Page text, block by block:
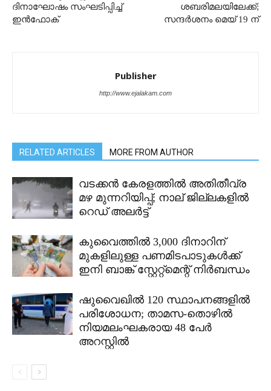
ദിനാഘോഷം സംഘടിപ്പിച്ച്
ഇൻഫോക്
ശബരിമലയിലേക്ക്;
സന്ദര്‍ശനം മെയ് 19 ന്
Publisher
http://www.ejalakam.com
RELATED ARTICLES MORE FROM AUTHOR
വടക്കൻ കേരളത്തിൽ അതിതീവ്ര
മഴ മുന്നറിയിപ്പ്; നാല് ജില്ലകളിൽ
റെഡ് അലർട്ട്
കുവൈത്തിൽ 3,000 ദിനാറിന്
മുകളിലുള്ള പണമിടപാടുകൾക്ക്
ഇനി ബാങ്ക് സ്റ്റേറ്റ്മെന്റ് നിർബന്ധം
ഷുവൈഖിൽ 120 സ്ഥാപനങ്ങളിൽ
പരിശോധന; താമസ-തൊഴിൽ
നിയമലംഘകരായ 48 പേർ
അറസ്റ്റിൽ